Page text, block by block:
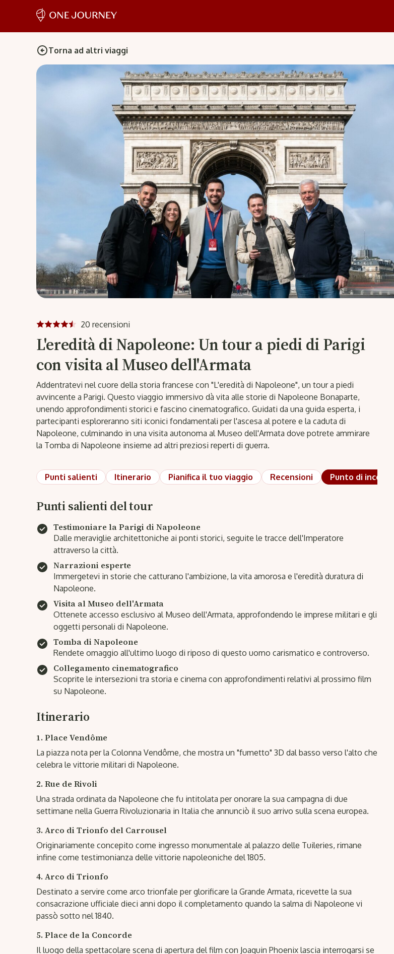
Torna ad altri viaggi
20 recensioni
L'eredità di Napoleone: Un tour a piedi di Parigi
con visita al Museo dell'Armata
Addentratevi nel cuore della storia francese con "L'eredità di Napoleone", un tour a piedi
avvincente a Parigi. Questo viaggio immersivo dà vita alle storie di Napoleone Bonaparte,
unendo approfondimenti storici e fascino cinematografico. Guidati da una guida esperta, i
partecipanti esploreranno siti iconici fondamentali per l'ascesa al potere e la caduta di
Napoleone, culminando in una visita autonoma al Museo dell'Armata dove potrete ammirare
la Tomba di Napoleone insieme ad altri preziosi reperti di guerra.
Punti salienti Itinerario Pianifica il tuo viaggio Recensioni Punto di incontro
Punti salienti del tour
Testimoniare la Parigi di Napoleone
Dalle meraviglie architettoniche ai ponti storici, seguite le tracce dell'Imperatore
attraverso la città.
Narrazioni esperte
Immergetevi in storie che catturano l'ambizione, la vita amorosa e l'eredità duratura di
Napoleone.
Visita al Museo dell'Armata
Ottenete accesso esclusivo al Museo dell'Armata, approfondendo le imprese militari e gli
oggetti personali di Napoleone.
Tomba di Napoleone
Rendete omaggio all'ultimo luogo di riposo di questo uomo carismatico e controverso.
Collegamento cinematografico
Scoprite le intersezioni tra storia e cinema con approfondimenti relativi al prossimo film
su Napoleone.
Itinerario
1. Place Vendôme
La piazza nota per la Colonna Vendôme, che mostra un "fumetto" 3D dal basso verso l'alto che
celebra le vittorie militari di Napoleone.
2. Rue de Rivoli
Una strada ordinata da Napoleone che fu intitolata per onorare la sua campagna di due
settimane nella Guerra Rivoluzionaria in Italia che annunciò il suo arrivo sulla scena europea.
3. Arco di Trionfo del Carrousel
Originariamente concepito come ingresso monumentale al palazzo delle Tuileries, rimane
infine come testimonianza delle vittorie napoleoniche del 1805.
4. Arco di Trionfo
Destinato a servire come arco trionfale per glorificare la Grande Armata, ricevette la sua
consacrazione ufficiale dieci anni dopo il completamento quando la salma di Napoleone vi
passò sotto nel 1840.
5. Place de la Concorde
Il luogo della spettacolare scena di apertura del film con Joaquin Phoenix lascia interrogarsi se